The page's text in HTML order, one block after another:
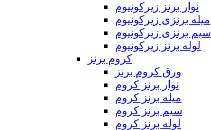
نوار برنز زیرکونیوم
میله برنزی زیرکونیوم
سیم برنزی زیرکونیوم
لوله برنز زیرکونیوم
کروم برنز
ورق کروم برنز
نوار برنز کروم
میله برنز کروم
سیم برنز کروم
لوله برنز کروم